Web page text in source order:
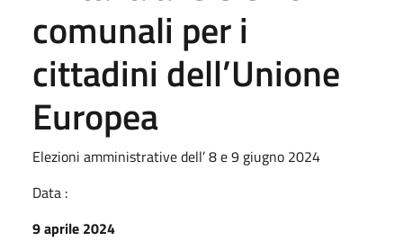
comunali per i
cittadini dell’Unione
Europea
Elezioni amministrative dell’ 8 e 9 giugno 2024
Data :
9 aprile 2024